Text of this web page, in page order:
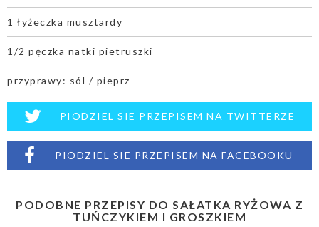
1 łyżeczka musztardy
1/2 pęczka natki pietruszki
przyprawy: sól / pieprz
PIODZIEL SIE PRZEPISEM NA TWITTERZE
PIODZIEL SIE PRZEPISEM NA FACEBOOKU
PODOBNE PRZEPISY DO SAŁATKA RYŻOWA Z
TUŃCZYKIEM I GROSZKIEM